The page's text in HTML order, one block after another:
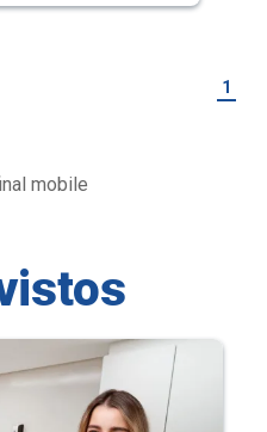
1